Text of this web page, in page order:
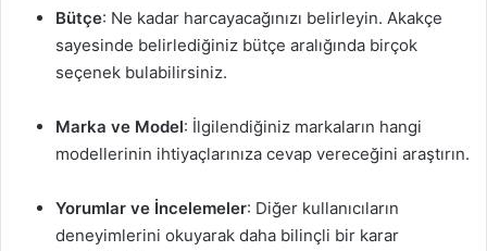
Bütçe: Ne kadar harcayacağınızı belirleyin. Akakçe
sayesinde belirlediğiniz bütçe aralığında birçok
seçenek bulabilirsiniz.
Marka ve Model: İlgilendiğiniz markaların hangi
modellerinin ihtiyaçlarınıza cevap vereceğini araştırın.
Yorumlar ve İncelemeler: Diğer kullanıcıların
deneyimlerini okuyarak daha bilinçli bir karar